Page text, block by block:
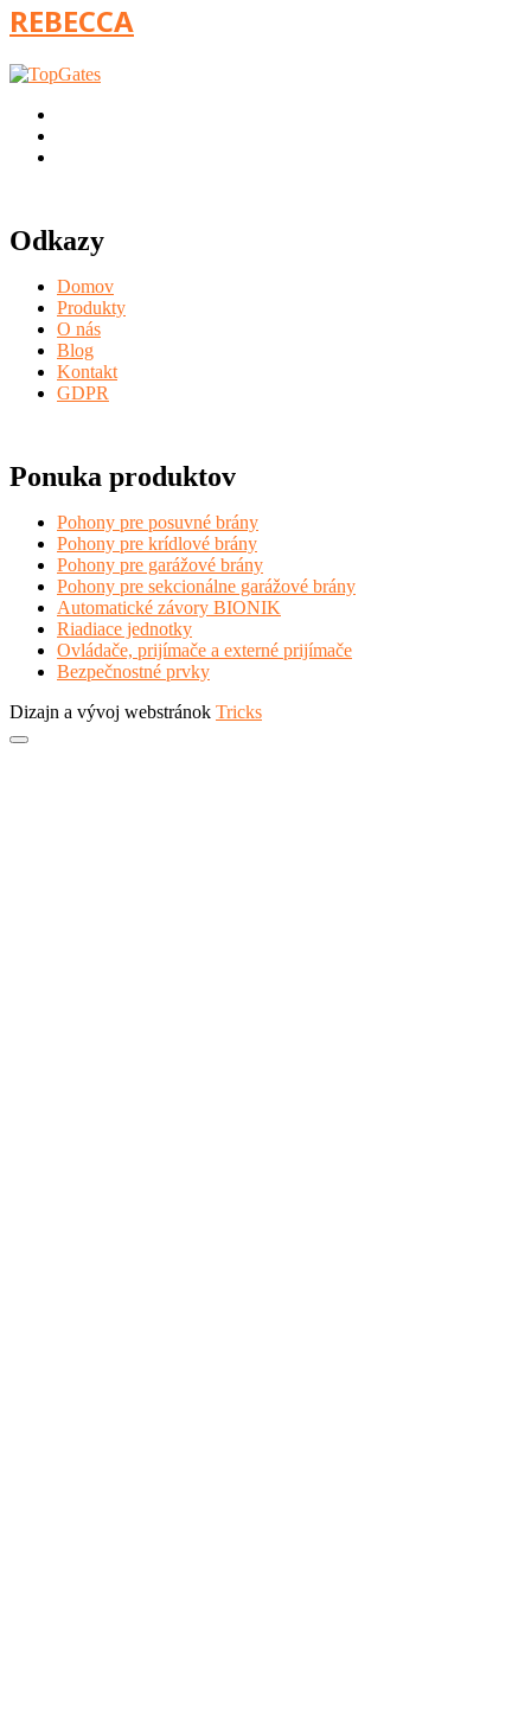
REBECCA
Odkazy
Domov
Produkty
O nás
Blog
Kontakt
GDPR
Ponuka produktov
Pohony pre posuvné brány
Pohony pre krídlové brány
Pohony pre garážové brány
Pohony pre sekcionálne garážové brány
Automatické závory BIONIK
Riadiace jednotky
Ovládače, prijímače a externé prijímače
Bezpečnostné prvky
Dizajn a vývoj webstránok Tricks